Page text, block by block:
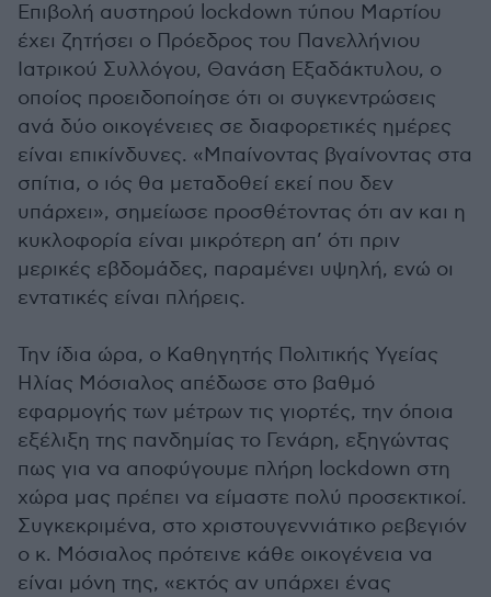
Επιβολή αυστηρού lockdown τύπου Μαρτίου
έχει ζητήσει ο Πρόεδρος του Πανελλήνιου
Ιατρικού Συλλόγου, Θανάση Εξαδάκτυλου, ο
οποίος προειδοποίησε ότι οι συγκεντρώσεις
ανά δύο οικογένειες σε διαφορετικές ημέρες
είναι επικίνδυνες. «Μπαίνοντας βγαίνοντας στα
σπίτια, ο ιός θα μεταδοθεί εκεί που δεν
υπάρχει», σημείωσε προσθέτοντας ότι αν και η
κυκλοφορία είναι μικρότερη απ’ ότι πριν
μερικές εβδομάδες, παραμένει υψηλή, ενώ οι
εντατικές είναι πλήρεις.
Την ίδια ώρα, ο Καθηγητής Πολιτικής Υγείας
Ηλίας Μόσιαλος απέδωσε στο βαθμό
εφαρμογής των μέτρων τις γιορτές, την όποια
εξέλιξη της πανδημίας το Γενάρη, εξηγώντας
πως για να αποφύγουμε πλήρη lockdown στη
χώρα μας πρέπει να είμαστε πολύ προσεκτικοί.
Συγκεκριμένα, στο χριστουγεννιάτικο ρεβεγιόν
ο κ. Μόσιαλος πρότεινε κάθε οικογένεια να
είναι μόνη της, «εκτός αν υπάρχει ένας